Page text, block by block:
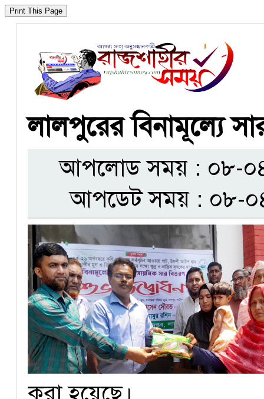
লালপুরের বিনামূল্যে
আপলোড সময় : ০৮-
আপডেট সময় : ০৮-
করা হয়েছে।